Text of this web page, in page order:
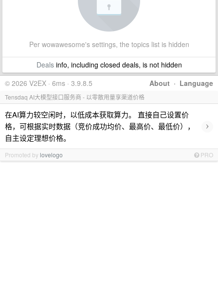
Per wowawesome's settings, the topics list is hidden
Dealsinfo, including closed deals, is not hidden
About · Language
© 2026 V2EX · 6ms · 3.9.8.5
Tensdaq AI大模型接口服务商 - 以零散用量享渠道价格
在AI算力较空闲时，以低成本获取算力。 直接自己设置价
格，可根据实时数据（竞价成功均价、最高价、最低价），
自主设定理想价格。
›
Promoted bylovelogo PRO